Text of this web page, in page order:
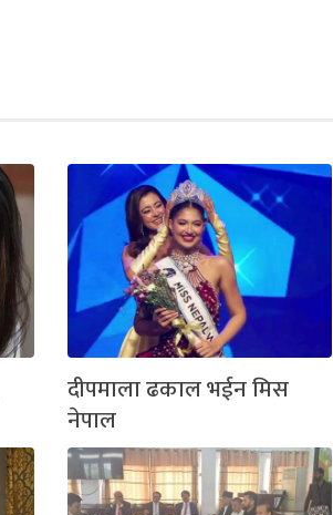
दीपमाला ढकाल भईन मिस
नेपाल